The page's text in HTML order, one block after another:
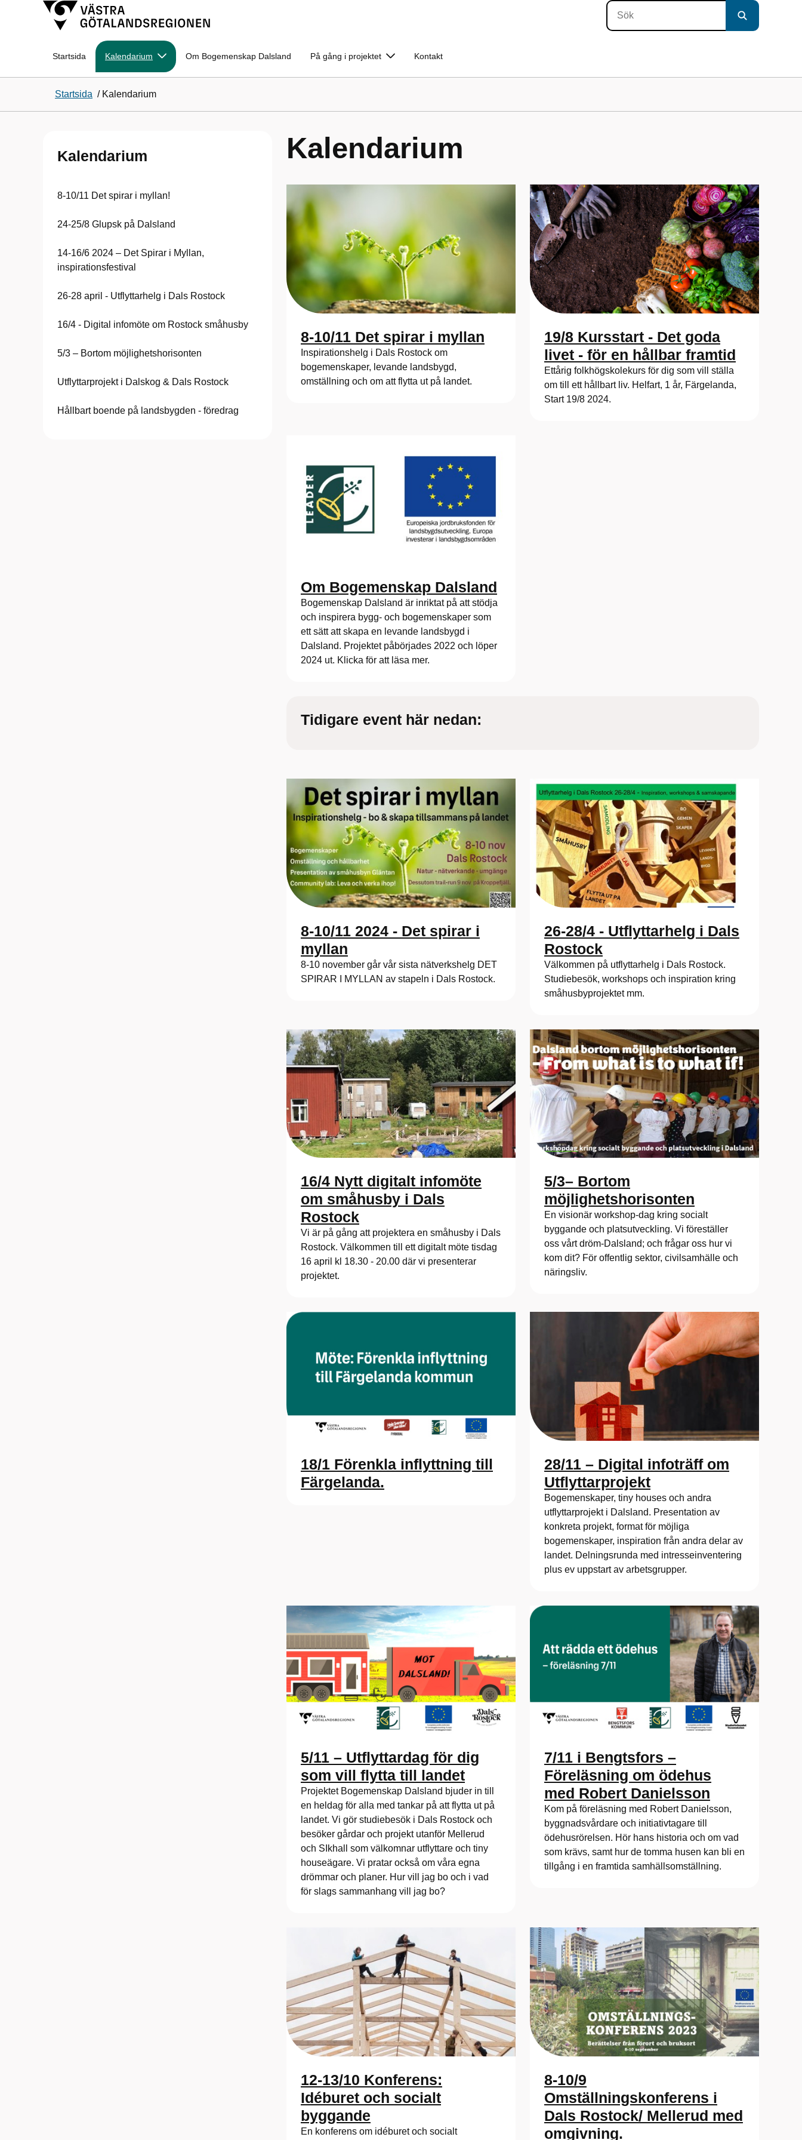
Startsida Kalendarium Om Bogemenskap Dalsland På gång i projektet Kontakt
Startsida / Kalendarium
Kalendarium
8-10/11 Det spirar i myllan!
24-25/8 Glupsk på Dalsland
14-16/6 2024 – Det Spirar i Myllan,
inspirationsfestival
26-28 april - Utflyttarhelg i Dals Rostock
16/4 - Digital infomöte om Rostock småhusby
5/3 – Bortom möjlighetshorisonten
Utflyttarprojekt i Dalskog & Dals Rostock
Hållbart boende på landsbygden - föredrag
Kalendarium
8-10/11 Det spirar i myllan
Inspirationshelg i Dals Rostock om
bogemenskaper, levande landsbygd,
omställning och om att flytta ut på landet.
19/8 Kursstart - Det goda
livet - för en hållbar framtid
Ettårig folkhögskolekurs för dig som vill ställa
om till ett hållbart liv. Helfart, 1 år, Färgelanda,
Start 19/8 2024.
Om Bogemenskap Dalsland
Bogemenskap Dalsland är inriktat på att stödja
och inspirera bygg- och bogemenskaper som
ett sätt att skapa en levande landsbygd i
Dalsland. Projektet påbörjades 2022 och löper
2024 ut. Klicka för att läsa mer.
Tidigare event här nedan:
8-10/11 2024 - Det spirar i
myllan
8-10 november går vår sista nätverkshelg DET
SPIRAR I MYLLAN av stapeln i Dals Rostock.
26-28/4 - Utflyttarhelg i Dals
Rostock
Välkommen på utflyttarhelg i Dals Rostock.
Studiebesök, workshops och inspiration kring
småhusbyprojektet mm.
16/4 Nytt digitalt infomöte
om småhusby i Dals
Rostock
Vi är på gång att projektera en småhusby i Dals
Rostock. Välkommen till ett digitalt möte tisdag
16 april kl 18.30 - 20.00 där vi presenterar
projektet.
5/3– Bortom
möjlighetshorisonten
En visionär workshop-dag kring socialt
byggande och platsutveckling. Vi föreställer
oss vårt dröm-Dalsland; och frågar oss hur vi
kom dit? För offentlig sektor, civilsamhälle och
näringsliv.
18/1 Förenkla inflyttning till
Färgelanda.
28/11 – Digital infoträff om
Utflyttarprojekt
Bogemenskaper, tiny houses och andra
utflyttarprojekt i Dalsland. Presentation av
konkreta projekt, format för möjliga
bogemenskaper, inspiration från andra delar av
landet. Delningsrunda med intresseinventering
plus ev uppstart av arbetsgrupper.
5/11 – Utflyttardag för dig
som vill flytta till landet
Projektet Bogemenskap Dalsland bjuder in till
en heldag för alla med tankar på att flytta ut på
landet. Vi gör studiebesök i Dals Rostock och
besöker gårdar och projekt utanför Mellerud
och SIkhall som välkomnar utflyttare och tiny
houseägare. Vi pratar också om våra egna
drömmar och planer. Hur vill jag bo och i vad
för slags sammanhang vill jag bo?
7/11 i Bengtsfors –
Föreläsning om ödehus
med Robert Danielsson
Kom på föreläsning med Robert Danielsson,
byggnadsvårdare och initiativtagare till
ödehusrörelsen. Hör hans historia och om vad
som krävs, samt hur de tomma husen kan bli en
tillgång i en framtida samhällsomställning.
12-13/10 Konferens:
Idéburet och socialt
byggande
En konferens om idéburet och socialt
8-10/9
Omställningskonferens i
Dals Rostock/ Mellerud med
omgivning.